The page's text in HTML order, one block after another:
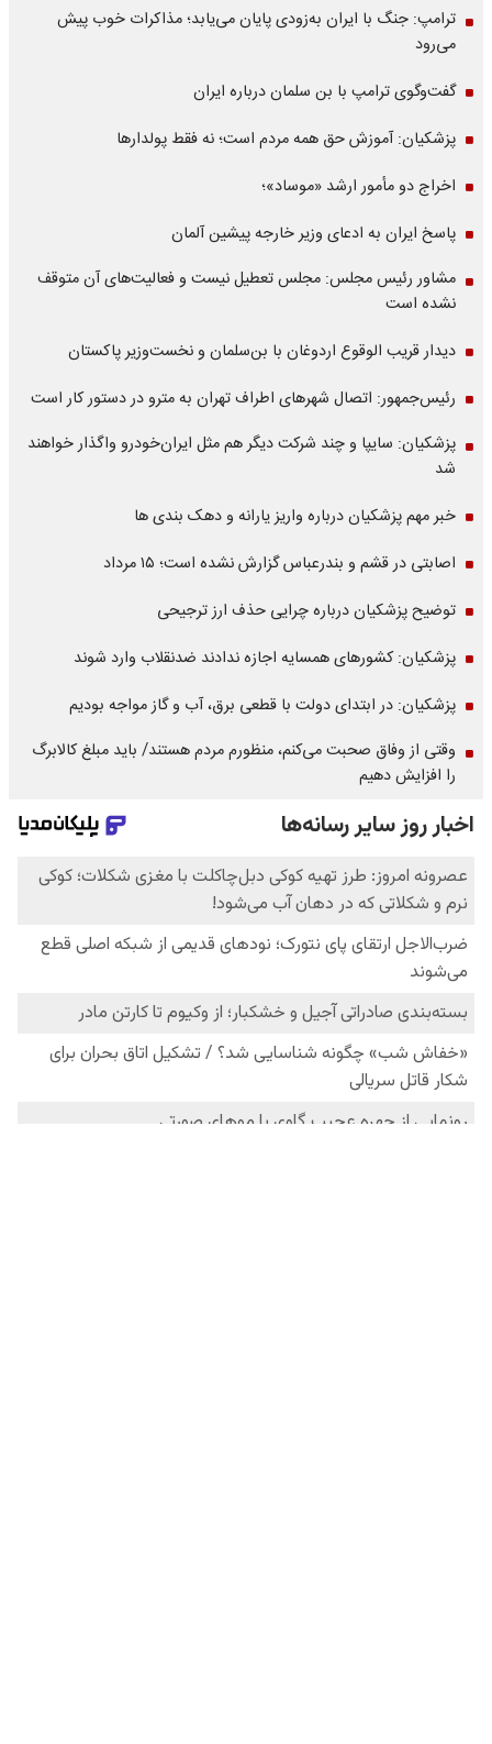
ترامپ: جنگ با ایران به‌زودی پایان می‌یابد؛ مذاکرات خوب پیش
می‌رود
گفت‌وگوی ترامپ با بن سلمان درباره ایران
پزشکیان: آموزش حق همه مردم است؛ نه فقط پولدارها
اخراج دو مأمور ارشد «موساد»؛
پاسخ ایران به ادعای وزیر خارجه پیشین آلمان
مشاور رئیس مجلس: مجلس تعطیل نیست و فعالیت‌های آن متوقف
نشده است
دیدار قریب الوقوع اردوغان با بن‌سلمان و نخست‌وزیر پاکستان
رئیس‌جمهور: اتصال شهرهای اطراف تهران به مترو در دستور کار است
پزشکیان: سایپا و چند شرکت دیگر هم مثل ایران‌خودرو واگذار خواهند
شد
خبر مهم پزشکیان درباره واریز یارانه و دهک بندی ها
اصابتی در قشم و بندرعباس گزارش نشده است؛ ۱۵ مرداد
توضیح پزشکیان درباره چرایی حذف ارز ترجیحی
پزشکیان: کشورهای همسایه اجازه ندادند ضدنقلاب وارد شوند
پزشکیان: در ابتدای دولت با قطعی برق، آب و گاز مواجه بودیم
وقتی از وفاق صحبت می‌کنم، منظورم مردم هستند/ باید مبلغ کالابرگ
را افزایش دهیم